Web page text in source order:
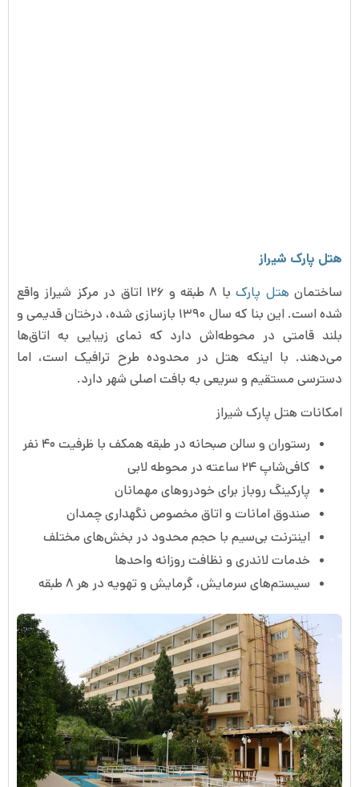
هتل پارک شیراز
ساختمان هتل پارک
با ۸ طبقه و ۱۲۶ اتاق در مرکز شیراز واقع
شده است. این بنا که سال ۱۳۹۰ بازسازی شده، درختان قدیمی و
بلند قامتی در محوطه‌اش دارد که نمای زیبایی به اتاق‌ها
می‌دهند. با اینکه هتل در محدوده طرح ترافیک است، اما
دسترسی مستقیم و سریعی به بافت اصلی شهر دارد.
امکانات هتل پارک شیراز
رستوران و سالن صبحانه در طبقه همکف با ظرفیت ۴۰ نفر
کافی‌شاپ ۲۴ ساعته در محوطه لابی
پارکینگ روباز برای خودروهای مهمانان
صندوق امانات و اتاق مخصوص نگهداری چمدان
اینترنت بی‌سیم با حجم محدود در بخش‌های مختلف
خدمات لاندری و نظافت روزانه واحدها
سیستم‌های سرمایش، گرمایش و تهویه در هر ۸ طبقه